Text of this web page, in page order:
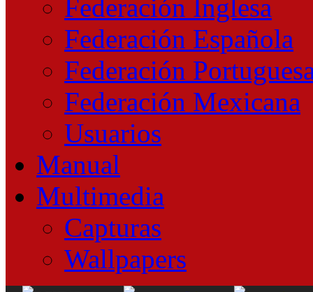
Federación Inglesa
Federación Española
Federación
Federación Mexicana
Usuarios
Manual
Multimedia
Capturas
Wallpapers